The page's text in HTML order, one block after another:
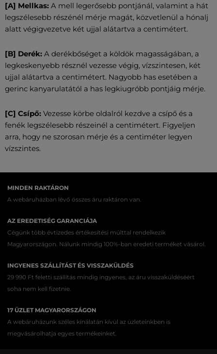
[A] Mellkas: A mell legerősebb pontjánál, valamint a hát
legszélesebb részénél mérje magát, közvetlenül a hónalj
alatt végigvezetve két ujjal alátartva a centimétert.
[B] Derék: A derékbőséget a köldök magasságában, a
legkeskenyebb résznél vezesse végig, vízszintesen, két
ujjal alátartva a centimétert. Nagyobb has esetében a
gerinc kanyarulatától a has legkiugróbb pontjáig mérje.
[C] Csípő: Vezesse körbe oldalról kezdve a csípő és a
fenék legszélesebb részeinél a centimétert. Figyeljen
arra, hogy ne szorosan mérje és a centiméter legyen
vízszintes.
MINDEN RAKTÁRON
A webáruházban lévő összes áru raktáron van.
AZ EREDETISÉG GARANCIÁJA
Cégünk több évtizedes értékesítési múlttal rendelkezik
Magyarországon. Nálunk mindig 100%-ban eredeti terméket vásárol.
INGYENES SZÁLLÍTÁST ÉS VISSZAKÜLDÉS
29 990 Ft feletti szállítás mindig ingyenes, az áru visszaküldéséért
soha nem kell fizetnie.
17 ÜZLET MAGYARORSZÁGON
A webáruházunk széles kínálatán kívül az üzleteinkben is
megvásárolhatja egyes termékeinket.